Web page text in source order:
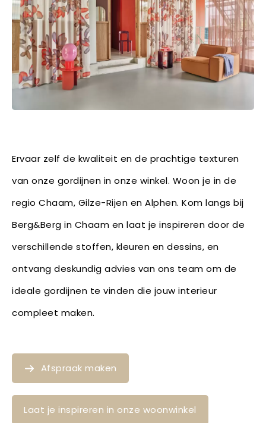
Ervaar zelf de kwaliteit en de prachtige texturen
van onze gordijnen in onze winkel. Woon je in de
regio Chaam, Gilze-Rijen en Alphen. Kom langs bij
Berg&Berg in Chaam en laat je inspireren door de
verschillende stoffen, kleuren en dessins, en
ontvang deskundig advies van ons team om de
ideale gordijnen te vinden die jouw interieur
compleet maken.
Afspraak maken
Laat je inspireren in onze woonwinkel